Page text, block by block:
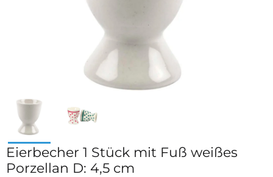
Eierbecher 1 Stück mit Fuß weißes
Porzellan D: 4,5 cm